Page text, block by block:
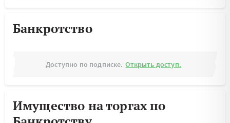
Банкротство
Доступно по подписке. Открыть доступ.
Имущество на торгах по